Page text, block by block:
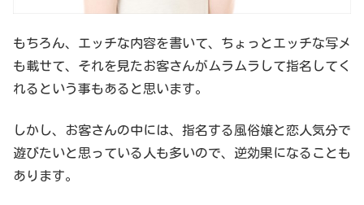
もちろん、エッチな内容を書いて、ちょっとエッチな写メ
も載せて、それを見たお客さんがムラムラして指名してく
れるという事もあると思います。
しかし、お客さんの中には、指名する風俗嬢と恋人気分で
遊びたいと思っている人も多いので、逆効果になることも
あります。